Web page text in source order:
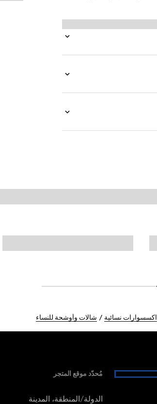
اكسسوارات نسائية شالات وأوشحة للنساء
مُحدّد موقع المتجر
الدولة/المنطقة، المدينة